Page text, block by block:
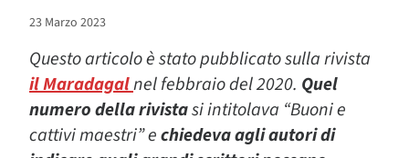
23 Marzo 2023
Questo articolo è stato pubblicato sulla rivista
il Maradagalnel febbraio del 2020. Quel
numero della rivistasi intitolava “Buoni e
cattivi maestri” echiedeva agli autori di